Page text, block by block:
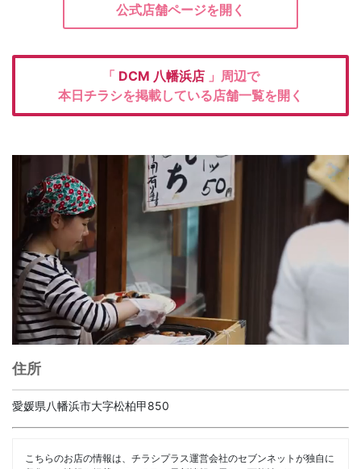
公式店舗ページを開く
「 DCM 八幡浜店 」周辺で
本日チラシを掲載している店舗一覧を開く
住所
愛媛県八幡浜市大字松柏甲850
こちらのお店の情報は、チラシプラス運営会社のセブンネットが独自に